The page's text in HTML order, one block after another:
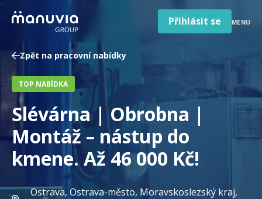
Pro firmy a zaměstnavatele
Čeština
Česká republika
Země
/
region
Přihlásit se MENU
Zpět na pracovní nabídky
TOP NABÍDKA
Slévárna | Obrobna |
Montáž – nástup do
kmene. Až 46 000 Kč!
Ostrava, Ostrava-město, Moravskoslezský kraj,